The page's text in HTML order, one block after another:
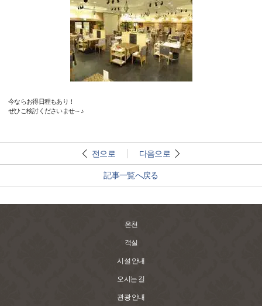
今ならお得日程もあり！
ぜひご検討くださいませ～♪
전으로 다음으로
記事一覧へ戻る
온천
객실
시설 안내
오시는 길
관광 안내